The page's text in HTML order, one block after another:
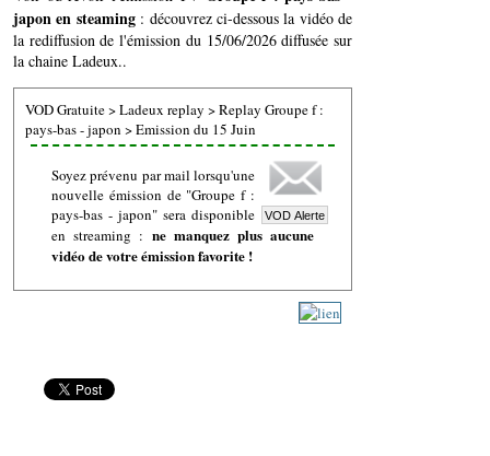
japon en steaming: découvrez ci-dessous la vidéo de
la rediffusion de l'émission du 15/06/2026 diffusée sur
la chaine Ladeux..
VOD Gratuite>Ladeux replay >Replay Groupe f :
pays-bas - japon >Emission du 15 Juin
Soyez prévenu par mail lorsqu'une
nouvelle émission de "Groupe f :
pays-bas - japon" sera disponible
en streaming : ne manquez plus aucune
vidéo de votre émission favorite !